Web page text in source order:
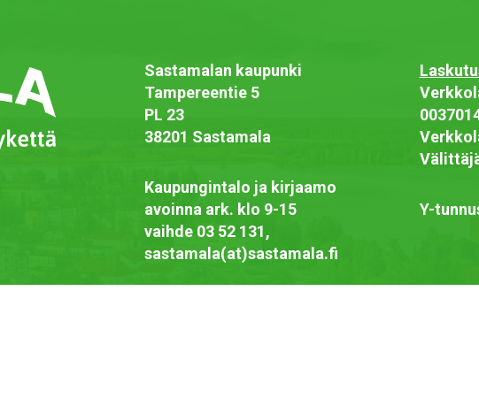
Sastamalan kaupunki
Tampereentie 5
PL 23
38201 Sastamala
Kaupungintalo ja kirjaamo
avoinna ark. klo 9-15
vaihde 03 52 131,
sastamala(at)sastamala.fi
Y-